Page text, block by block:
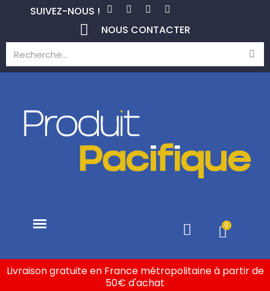
SUIVEZ-NOUS !
NOUS CONTACTER
Livraison gratuite en France métropolitaine à partir de
50€ d'achat